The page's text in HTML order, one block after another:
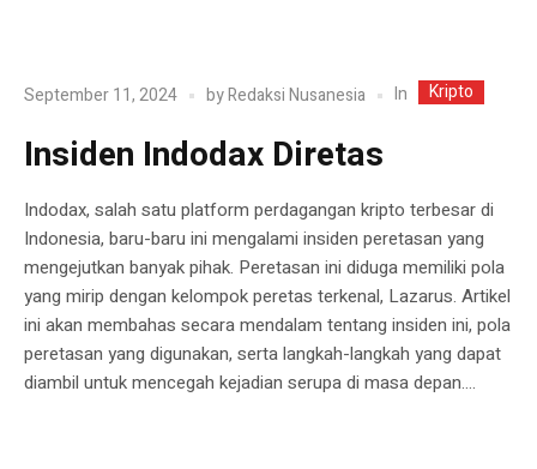
September 11, 2024 byRedaksi Nusanesia In Kripto
Insiden Indodax Diretas
Indodax, salah satu platform perdagangan kripto terbesar di
Indonesia, baru-baru ini mengalami insiden peretasan yang
mengejutkan banyak pihak. Peretasan ini diduga memiliki pola
yang mirip dengan kelompok peretas terkenal, Lazarus. Artikel
ini akan membahas secara mendalam tentang insiden ini, pola
peretasan yang digunakan, serta langkah-langkah yang dapat
diambil untuk mencegah kejadian serupa di masa depan....